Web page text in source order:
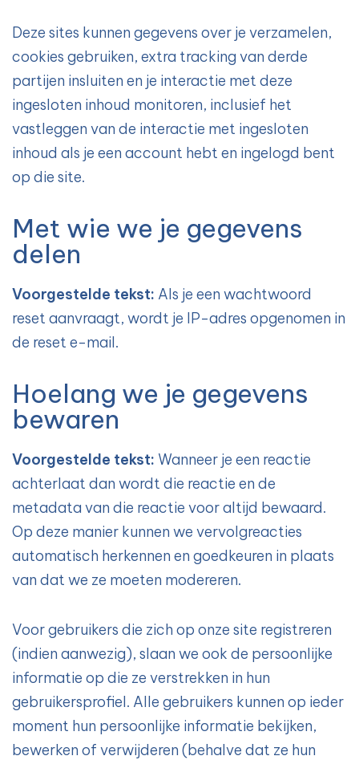
Deze sites kunnen gegevens over je verzamelen,
cookies gebruiken, extra tracking van derde
partijen insluiten en je interactie met deze
ingesloten inhoud monitoren, inclusief het
vastleggen van de interactie met ingesloten
inhoud als je een account hebt en ingelogd bent
op die site.
Met wie we je gegevens
delen
Voorgestelde tekst: Als je een wachtwoord
reset aanvraagt, wordt je IP-adres opgenomen in
de reset e-mail.
Hoelang we je gegevens
bewaren
Voorgestelde tekst: Wanneer je een reactie
achterlaat dan wordt die reactie en de
metadata van die reactie voor altijd bewaard.
Op deze manier kunnen we vervolgreacties
automatisch herkennen en goedkeuren in plaats
van dat we ze moeten modereren.
Voor gebruikers die zich op onze site registreren
(indien aanwezig), slaan we ook de persoonlijke
informatie op die ze verstrekken in hun
gebruikersprofiel. Alle gebruikers kunnen op ieder
moment hun persoonlijke informatie bekijken,
bewerken of verwijderen (behalve dat ze hun